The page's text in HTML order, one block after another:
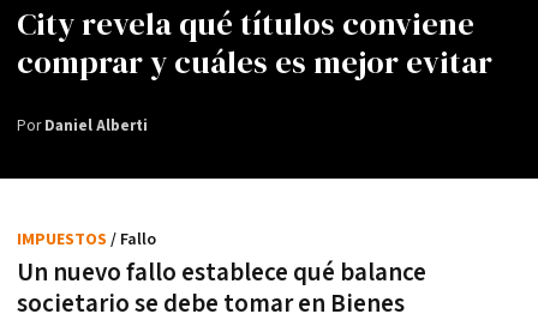
City revela qué títulos conviene
comprar y cuáles es mejor evitar
PorDaniel Alberti
Un nuevo fallo establece qué balance
societario se debe tomar en Bienes
IMPUESTOS / Fallo